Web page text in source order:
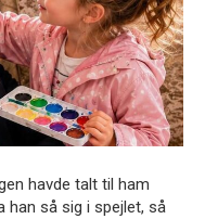
havde talt til ham
han så sig i spejlet, så